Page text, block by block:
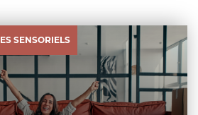
SENSORIELS